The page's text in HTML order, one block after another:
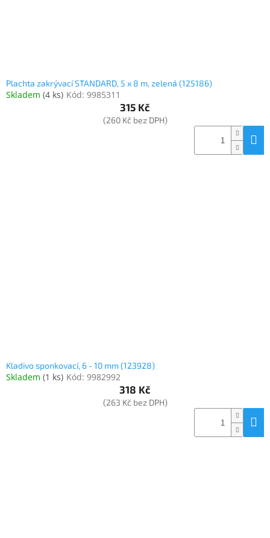
Plachta zakrývací STANDARD, 5 x 8 m, zelená (125186)
Skladem (4 ks) Kód: 9985311
315 Kč
(260 Kč bez DPH)
Kladivo sponkovací, 6 - 10 mm (123928)
Skladem (1 ks) Kód: 9982992
318 Kč
(263 Kč bez DPH)